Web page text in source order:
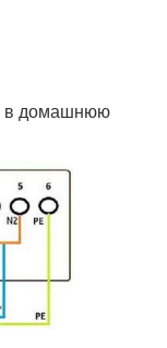
в домашнюю